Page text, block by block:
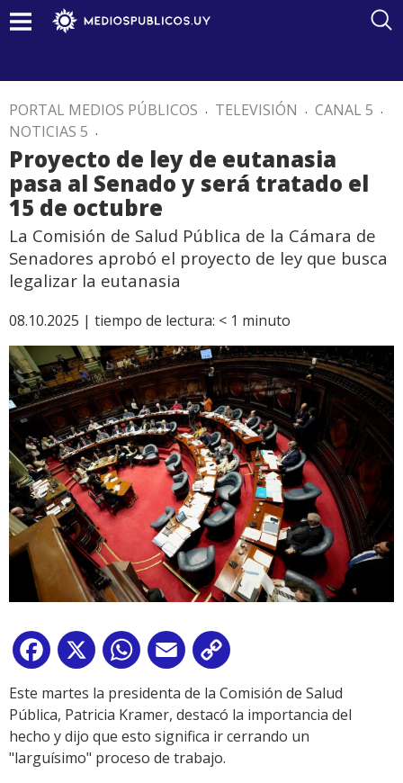
PORTAL MEDIOS PÚBLICOS . TELEVISIÓN . CANAL 5 .
NOTICIAS 5 .
Proyecto de ley de eutanasia
pasa al Senado y será tratado el
15 de octubre
La Comisión de Salud Pública de la Cámara de
Senadores aprobó el proyecto de ley que busca
legalizar la eutanasia
08.10.2025 | tiempo de lectura: < 1 minuto
Facebook
X WhatsApp
Email
Link
Este martes la presidenta de la Comisión de Salud
Pública, Patricia Kramer, destacó la importancia del
hecho y dijo que esto significa ir cerrando un
"larguísimo" proceso de trabajo.